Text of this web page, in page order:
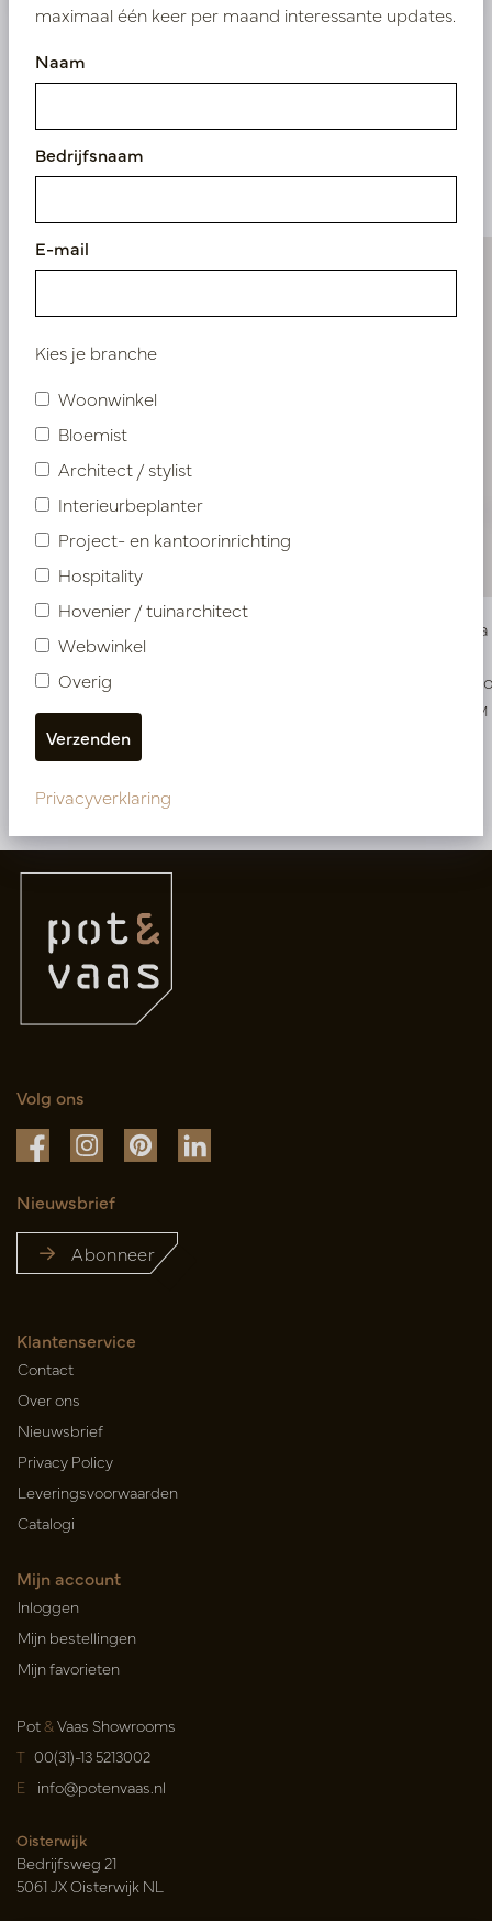
Vergelijkbare
producten
Vaas Bella Wit Mat D20 H110
Op voorraad
PV12.107WM
Vaas
Op
PV12.108WM
Meer van NEW IN
Volg ons
Nieuwsbrief
Abonneer
Klantenservice
Contact
Over ons
Nieuwsbrief
Privacy Policy
Leveringsvoorwaarden
Catalogi
Mijn account
Inloggen
Mijn bestellingen
Mijn favorieten
Pot&Vaas Showrooms
T 00(31)-13 5213002
E info@potenvaas.nl
Oisterwijk
Bedrijfsweg 21
5061 JX Oisterwijk NL
maximaal één keer per maand interessante updates.
Naam
Bedrijfsnaam
E-mail
Kies je branche
Woonwinkel
Bloemist
Architect / stylist
Interieurbeplanter
Project- en kantoorinrichting
Hospitality
Hovenier / tuinarchitect
Webwinkel
Overig
Privacyverklaring